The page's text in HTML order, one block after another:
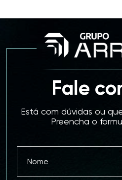
Fale
Está com dúvidas ou
Preencha o